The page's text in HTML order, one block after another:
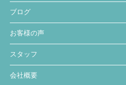
ブログ
お客様の声
スタッフ
会社概要